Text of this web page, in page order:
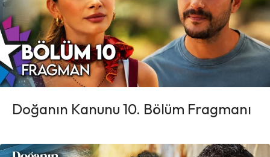
Doğanın Kanunu 10. Bölüm Fragmanı